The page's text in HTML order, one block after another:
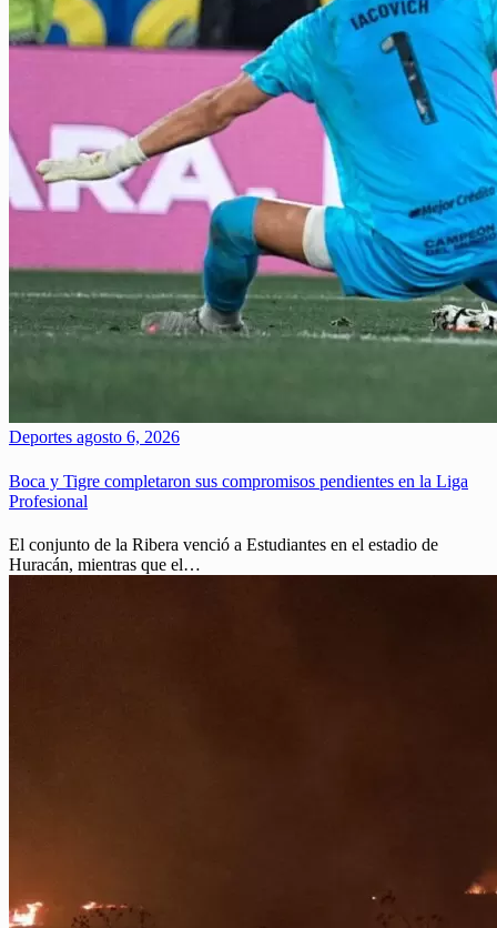
Deportes agosto 6, 2026
Boca y Tigre completaron sus compromisos pendientes en la Liga
Profesional
El conjunto de la Ribera venció a Estudiantes en el estadio de
Huracán, mientras que el…